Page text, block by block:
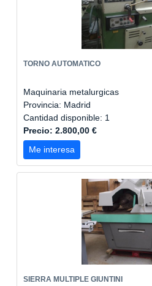
TORNO AUTOMATICO
Maquinaria metalurgicas
Provincia: Madrid
Cantidad disponible: 1
Precio: 2.800,00 €
Me interesa
SIERRA MULTIPLE GIUNTINI